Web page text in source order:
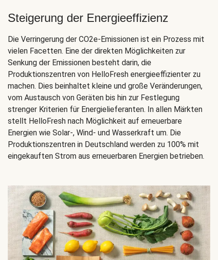
Steigerung der Energieeffizienz
Die Verringerung der CO2e-Emissionen ist ein Prozess mit
vielen Facetten. Eine der direkten Möglichkeiten zur
Senkung der Emissionen besteht darin, die
Produktionszentren von HelloFresh energieeffizienter zu
machen. Dies beinhaltet kleine und große Veränderungen,
vom Austausch von Geräten bis hin zur Festlegung
strenger Kriterien für Energielieferanten. In allen Märkten
stellt HelloFresh nach Möglichkeit auf erneuerbare
Energien wie Solar-, Wind- und Wasserkraft um. Die
Produktionszentren in Deutschland werden zu 100% mit
eingekauften Strom aus erneuerbaren Energien betrieben.